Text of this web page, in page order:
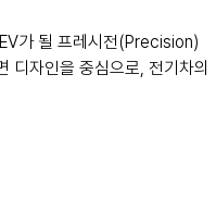
가 될 프레시전(Precision)
디자인을 중심으로, 전기차의